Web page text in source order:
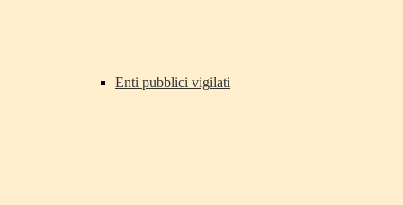
Enti pubblici vigilati